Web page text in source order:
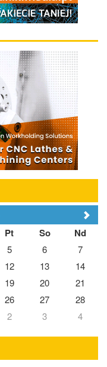
Pt So Nd
5 6
7
12 13
14
19 20
21
26 27
28
2 3 4